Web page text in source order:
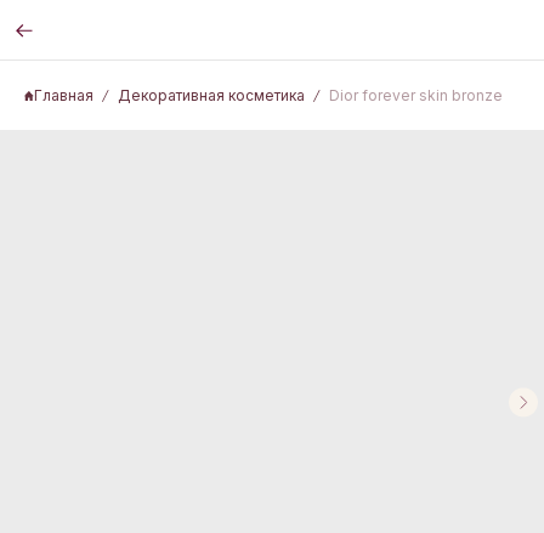
Главная Декоративная косметика Dior forever skin bronze